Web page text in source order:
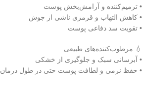
• ترمیم‌کننده و آرامش‌بخش پوست
• کاهش التهاب و قرمزی ناشی از جوش
• تقویت سد دفاعی پوست
💧 مرطوب‌کننده‌های طبیعی
• آبرسانی سبک و جلوگیری از خشکی
• حفظ نرمی و لطافت پوست حتی در طول درمان